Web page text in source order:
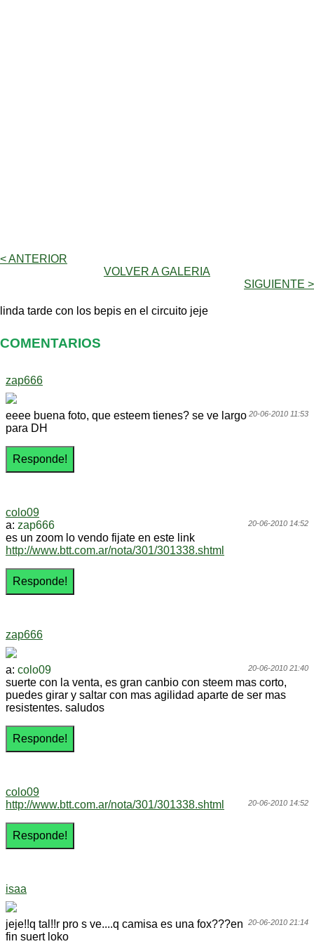
< ANTERIOR
VOLVER A GALERIA
SIGUIENTE >
linda tarde con los bepis en el circuito jeje
COMENTARIOS
zap666
20-06-2010 11:53
eeee buena foto, que esteem tienes? se ve largo
para DH
colo09
20-06-2010 14:52
a: zap666
es un zoom lo vendo fijate en este link
http://www.btt.com.ar/nota/301/301338.shtml
zap666
20-06-2010 21:40
a: colo09
suerte con la venta, es gran canbio con steem mas corto,
puedes girar y saltar con mas agilidad aparte de ser mas
resistentes. saludos
colo09
20-06-2010 14:52
http://www.btt.com.ar/nota/301/301338.shtml
isaa
20-06-2010 21:14
jeje!!q tal!!r pro s ve....q camisa es una fox???en
fin suert loko